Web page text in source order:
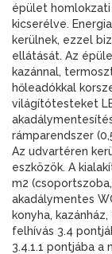
épület homlokzati
kicserélve.
kerülnek, ezzel
ellátását. Az
kazánnal,
hőleadókkal
világítótesteket
rámparendszer
Az udvartéren
eszközök. A
m2
akadálymentes
konyha,
felhívás 3.4
3.4.1.1 pontjába